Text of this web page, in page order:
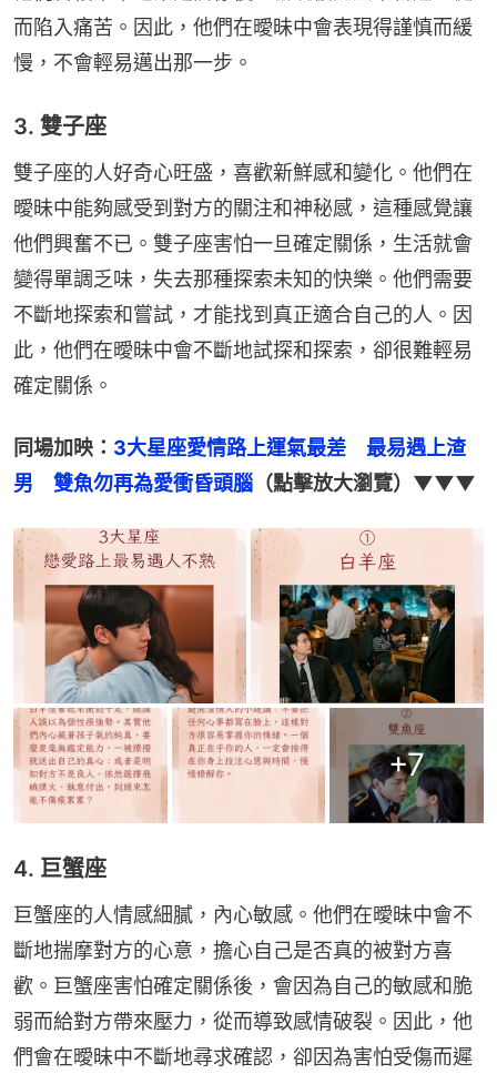
而陷入痛苦。因此，他們在曖昧中會表現得謹慎而緩
慢，不會輕易邁出那一步。
3. 雙子座
雙子座的人好奇心旺盛，喜歡新鮮感和變化。他們在
曖昧中能夠感受到對方的關注和神秘感，這種感覺讓
他們興奮不已。雙子座害怕一旦確定關係，生活就會
變得單調乏味，失去那種探索未知的快樂。他們需要
不斷地探索和嘗試，才能找到真正適合自己的人。因
此，他們在曖昧中會不斷地試探和探索，卻很難輕易
確定關係。
同場加映： 3大星座愛情路上運氣最差　最易遇上渣
男　雙魚勿再為愛衝昏頭腦 （點擊放大瀏覽）▼▼▼
+7
4. 巨蟹座
巨蟹座的人情感細膩，內心敏感。他們在曖昧中會不
斷地揣摩對方的心意，擔心自己是否真的被對方喜
歡。巨蟹座害怕確定關係後，會因為自己的敏感和脆
弱而給對方帶來壓力，從而導致感情破裂。因此，他
們會在曖昧中不斷地尋求確認，卻因為害怕受傷而遲